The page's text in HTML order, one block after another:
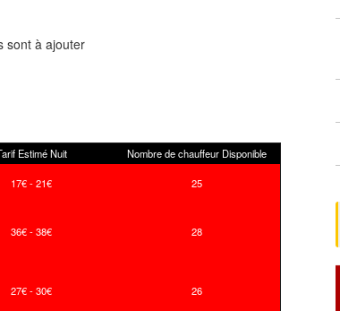
sont à ajouter
Estimé Nuit
Nombre de chauffeur Disponible
17€ - 21€ 25
36€ - 38€ 28
27€ - 30€ 26